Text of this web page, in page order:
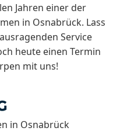
Jahren einer der
in Osnabrück. Lass
Service
heute einen Termin
mit uns!
in Osnabrück